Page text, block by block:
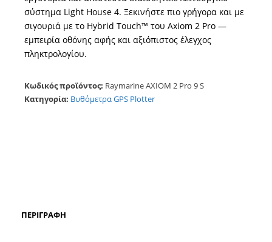
σύστημα Light House 4. Ξεκινήστε πιο γρήγορα και με
σιγουριά με το Hybrid Touch™ του Axiom 2 Pro —
εμπειρία οθόνης αφής και αξιόπιστος έλεγχος
πληκτρολογίου.
Κωδικός προϊόντος: Raymarine AXIOM 2 Pro 9 S
Κατηγορία: Βυθόμετρα GPS Plotter
ΠΕΡΙΓΡΑΦΉ